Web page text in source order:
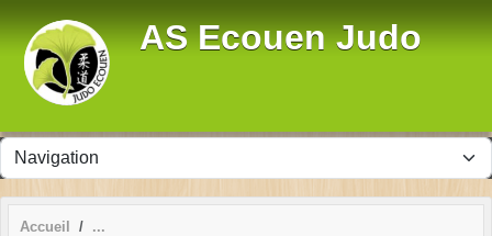
AS Ecouen Judo
Accueil